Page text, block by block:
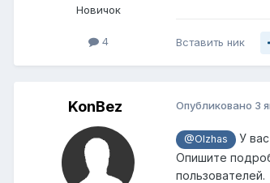
Новичок
4 Вставить ник
KonBez Опубликовано 3
@Olzhas
У
Опишите
пользователей.